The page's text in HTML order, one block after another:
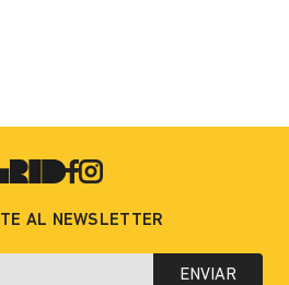
AL NEWSLETTER
ENVIAR